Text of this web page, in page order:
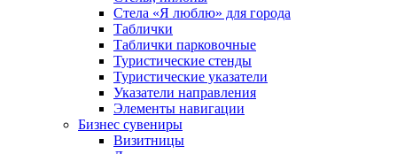
Стела «Я люблю» для города
Таблички
Таблички парковочные
Туристические стенды
Туристические указатели
Указатели направления
Элементы навигации
Бизнес сувениры
Визитницы